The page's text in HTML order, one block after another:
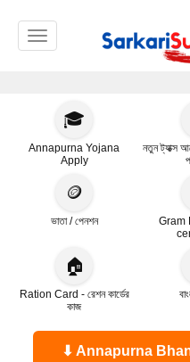
Toggle navigation
🎓
Annapurna Yojana
Apply
নতুন ট্যাক্স
🪙
ভাতা / পেনশন
Gram
🏠
Ration Card - রেশন কার্ডের
কাজ
⬇ Annapurna